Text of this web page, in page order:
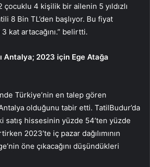
çocuklu 4 kişilik bir ailenin 5 yıldızlı
8 Bin TL’den başlıyor. Bu fiyat
kat artacağını.” belirtti.
Antalya; 2023 için Ege Atağa
Türkiye’nin en talep gören
olduğunu tabir etti. TatilBudur’da
satış hissesinin yüzde 54’ten yüzde
2023’te iç pazar dağılımının
öne çıkacağını düşündükleri